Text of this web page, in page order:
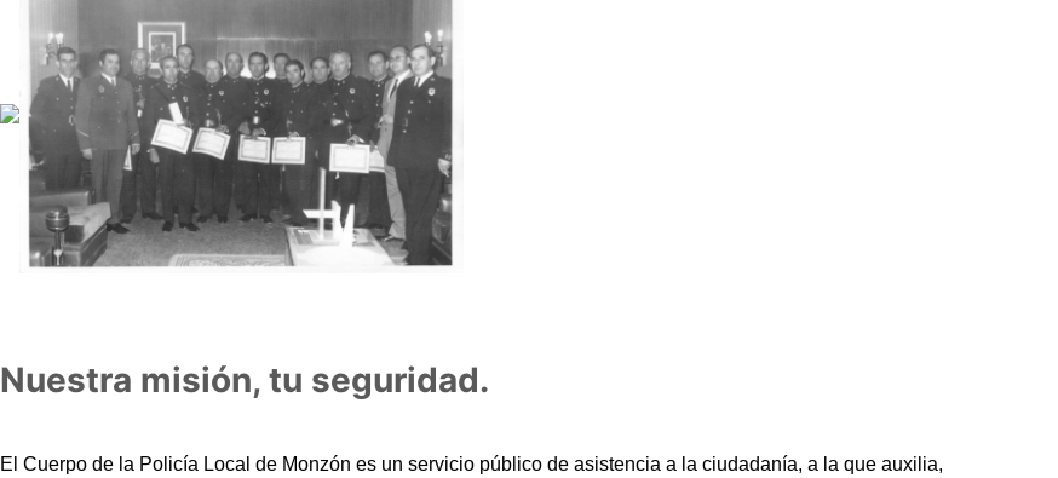
Nuestra misión, tu seguridad.
El Cuerpo de la Policía Local de Monzón es un servicio público de asistencia a la ciudadanía, a la que auxilia,